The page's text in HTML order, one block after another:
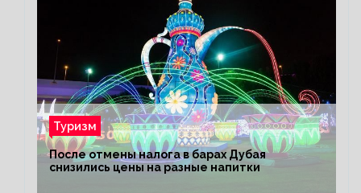
Туризм
После отмены налога в барах Дубая
снизились цены на разные напитки